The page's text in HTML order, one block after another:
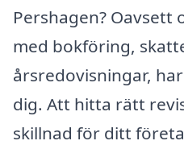
Pershagen? Oavsett
med bokföring,
årsredovisningar,
dig. Att hitta rätt
skillnad för ditt